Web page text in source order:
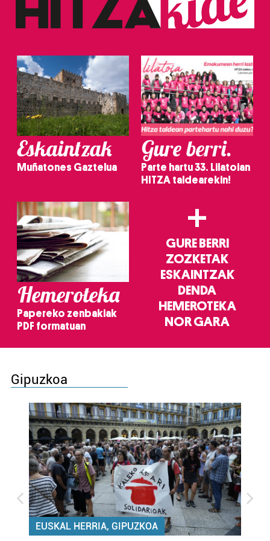
Eskaintzak
Muñatones Gaztelua
Gure berri.
Parte hartu 33. Lilatoian
HITZA taldearekin!
Hemeroteka
Papereko zenbakiak
PDF formatuan
+
GURE BERRI
ZOZKETAK
ESKAINTZAK
DENDA
HEMEROTEKA
NOR GARA
Gipuzkoa
EUSKAL HERRIA, GIPUZKOA